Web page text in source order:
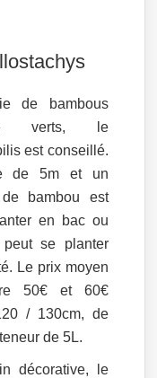
de bambous
verts, le
est conseillé.
de 5m et un
bambou est
en bac ou
se planter
Le prix moyen
50€ et 60€
/ 130cm, de
de 5L.
décorative, le